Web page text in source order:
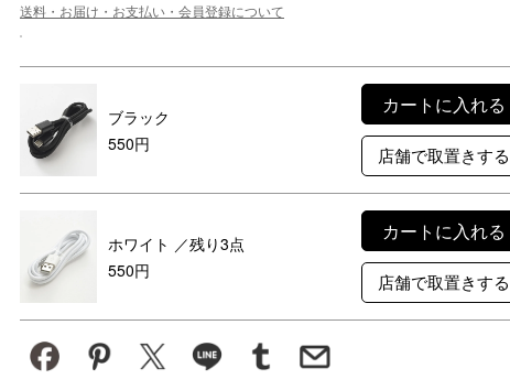
ハンドケア
アロマ
ベビー・キッズアイテム
おもちゃ・トイ
ファッション
ご利用案内
ギフトサービス
よくある質問
お問い合わせ
送料・お届け・お支払い・会員登録について
ブラック
550円
カートに入れる
ホワイト ／残り3点
550円
カートに入れる